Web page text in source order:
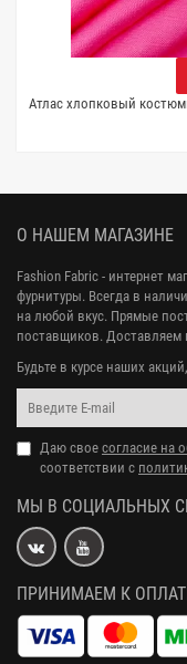
Атлас хлопковый
О НАШЕМ МАГАЗИНЕ
Fashion Fabric - интернет
фурнитуры. Всегда в
на любой вкус. Прямые
поставщиков. Доставляем
Будьте в курсе наших
Даю свое согласие на
соответствии с
МЫ В СОЦИАЛЬНЫХ
ПРИНИМАЕМ К